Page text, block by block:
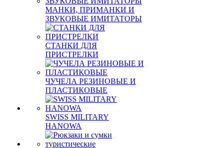
МАНКИ, ПРИМАНКИ И
ЗВУКОВЫЕ ИМИТАТОРЫ
СТАНКИ ДЛЯ
ПРИСТРЕЛКИ
ЧУЧЕЛА РЕЗИНОВЫЕ И
ПЛАСТИКОВЫЕ
SWISS MILITARY
HANOWA